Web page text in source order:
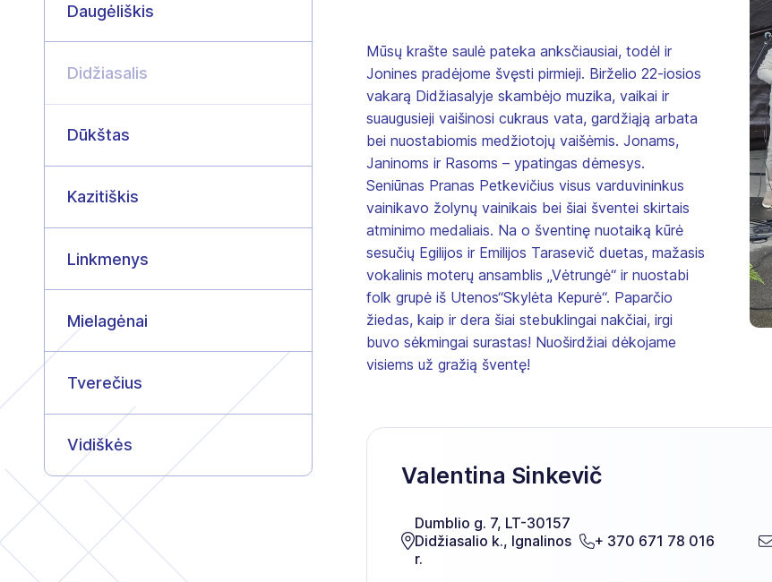
Daugėliškis
Didžiasalis
Dūkštas
Kazitiškis
Linkmenys
Mielagėnai
Tverečius
Vidiškės
Mūsų krašte saulė pateka anksčiausiai, todėl ir
Jonines pradėjome švęsti pirmieji. Birželio 22-iosios
vakarą Didžiasalyje skambėjo muzika, vaikai ir
suaugusieji vaišinosi cukraus vata, gardžiąją arbata
bei nuostabiomis medžiotojų vaišėmis. Jonams,
Janinoms ir Rasoms – ypatingas dėmesys.
Seniūnas Pranas Petkevičius visus varduvininkus
vainikavo žolynų vainikais bei šiai šventei skirtais
atminimo medaliais. Na o šventinę nuotaiką kūrė
sesučių Egilijos ir Emilijos Tarasevič duetas, mažasis
vokalinis moterų ansamblis „Vėtrungė“ ir nuostabi
folk grupė iš Utenos“Skylėta Kepurė“. Paparčio
žiedas, kaip ir dera šiai stebuklingai nakčiai, irgi
buvo sėkmingai surastas! Nuoširdžiai dėkojame
visiems už gražią šventę!
Valentina Sinkevič
Dumblio g. 7, LT-30157
Didžiasalio k., Ignalinos
r.
+ 370 671 78 016